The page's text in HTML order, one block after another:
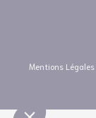
Mentions Légales